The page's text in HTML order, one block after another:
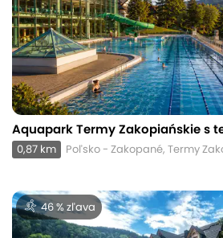
Aquapark Termy Zakopiańskie s
0,87 km Poľsko - Zakopané, Termy
46 % zľava